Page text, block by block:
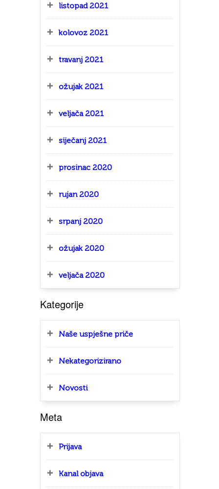
listopad 2021
kolovoz 2021
travanj 2021
ožujak 2021
veljača 2021
siječanj 2021
prosinac 2020
rujan 2020
srpanj 2020
ožujak 2020
veljača 2020
Kategorije
Naše uspješne priče
Nekategorizirano
Novosti
Meta
Prijava
Kanal objava